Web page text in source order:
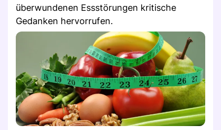
überwundenen Essstörungen kritische
Gedanken hervorrufen.